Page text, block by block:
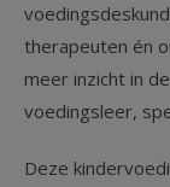
therapeuten én
meer inzicht in
voedingsleer,
Deze